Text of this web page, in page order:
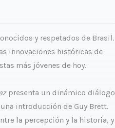
y respetados de Brasil.
innovaciones históricas de
más jóvenes de hoy.
presenta un dinámico diálogo
introducción de Guy Brett.
la percepción y la historia, y